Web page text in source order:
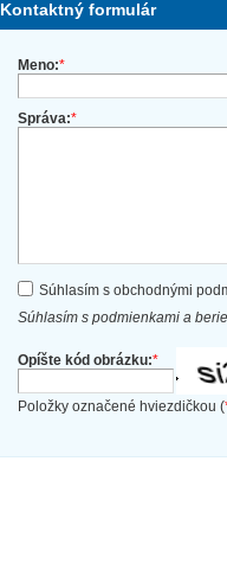
Kontaktný formulár
Meno:*
Správa:*
Súhlasím s obchodnými
Súhlasím s podmienkami a
Opíšte kód obrázku:*
Položky označené hviezdičkou (